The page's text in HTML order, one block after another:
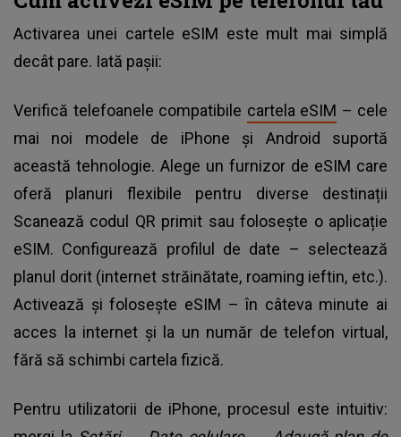
Activarea unei cartele eSIM este mult mai simplă
decât pare. Iată pașii:
Verifică telefoanele compatibile cartela eSIM – cele
mai noi modele de iPhone și Android suportă
această tehnologie. Alege un furnizor de eSIM care
oferă planuri flexibile pentru diverse destinații
Scanează codul QR primit sau folosește o aplicație
eSIM. Configurează profilul de date – selectează
planul dorit (internet străinătate, roaming ieftin, etc.).
Activează și folosește eSIM – în câteva minute ai
acces la internet și la un număr de telefon virtual,
fără să schimbi cartela fizică.
Pentru utilizatorii de iPhone, procesul este intuitiv: